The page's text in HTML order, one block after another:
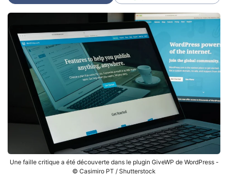
Une faille critique a été découverte dans le plugin GiveWP de WordPress -
© Casimiro PT / Shutterstock